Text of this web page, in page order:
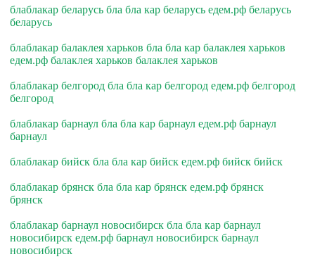
блаблакар беларусь бла бла кар беларусь едем.рф беларусь
беларусь
блаблакар балаклея харьков бла бла кар балаклея харьков
едем.рф балаклея харьков балаклея харьков
блаблакар белгород бла бла кар белгород едем.рф белгород
белгород
блаблакар барнаул бла бла кар барнаул едем.рф барнаул
барнаул
блаблакар бийск бла бла кар бийск едем.рф бийск бийск
блаблакар брянск бла бла кар брянск едем.рф брянск
брянск
блаблакар барнаул новосибирск бла бла кар барнаул
новосибирск едем.рф барнаул новосибирск барнаул
новосибирск